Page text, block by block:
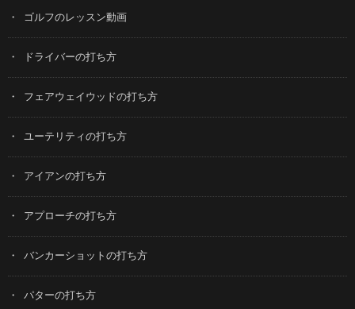
ゴルフのレッスン動画
ドライバーの打ち方
フェアウェイウッドの打ち方
ユーテリティの打ち方
アイアンの打ち方
アプローチの打ち方
バンカーショットの打ち方
パターの打ち方